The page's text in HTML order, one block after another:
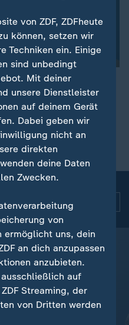
ist im Alter von 88
gestorben. Er galt
europäischen Künstler
von ZDF, ZDFheute
können, setzen wir
Techniken ein. Einige
sind unbedingt
Mit deiner
unsere Dienstleister
auf deinem Gerät
Dabei geben wir
nicht an
direkten
deine Daten
Zwecken.
von
ermöglicht uns, dein
an dich anzupassen
anzubieten.
auf
Streaming, der
von Dritten werden